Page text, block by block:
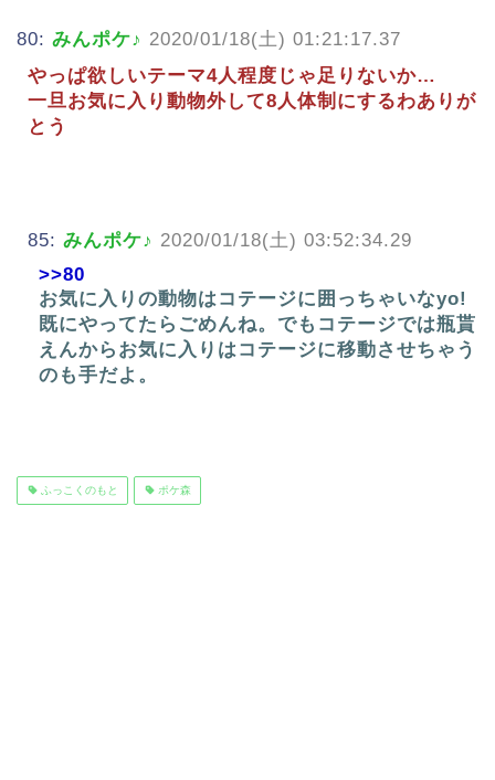
80: みんポケ♪ 2020/01/18(土) 01:21:17.37
やっぱ欲しいテーマ4人程度じゃ足りないか…
一旦お気に入り動物外して8人体制にするわありが
とう
85: みんポケ♪ 2020/01/18(土) 03:52:34.29
>>80
お気に入りの動物はコテージに囲っちゃいなyo!
既にやってたらごめんね。でもコテージでは瓶貰
えんからお気に入りはコテージに移動させちゃう
のも手だよ。
ふっこくのもと ポケ森